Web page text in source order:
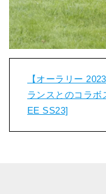
【オーラリー
ランスとのコラボ
EE SS23]